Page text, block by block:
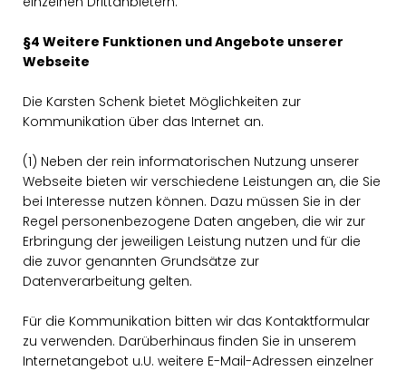
§4 Weitere Funktionen und Angebote unserer
Webseite
Die Karsten Schenk bietet Möglichkeiten zur
Kommunikation über das Internet an.
(1) Neben der rein informatorischen Nutzung unserer
Webseite bieten wir verschiedene Leistungen an, die Sie
bei Interesse nutzen können. Dazu müssen Sie in der
Regel personenbezogene Daten angeben, die wir zur
Erbringung der jeweiligen Leistung nutzen und für die
die zuvor genannten Grundsätze zur
Datenverarbeitung gelten.
Für die Kommunikation bitten wir das Kontaktformular
zu verwenden. Darüberhinaus finden Sie in unserem
Internetangebot u.U. weitere E-Mail-Adressen einzelner